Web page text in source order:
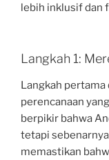
lebih inklusif dan
Langkah 1:
Langkah pertama
perencanaan
berpikir bahwa
tetapi
memastikan